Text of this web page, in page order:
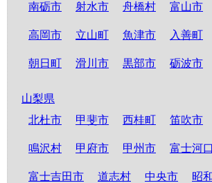
南砺市
射水市 舟橋村 富山市
高岡市 立山町 魚津市 入善町
朝日町 滑川市 黒部市 砺波市
山梨県
北杜市
甲斐市 西桂町 笛吹市
鳴沢村 甲府市 甲州市 富士河
富士吉田市 道志村 中央市 昭